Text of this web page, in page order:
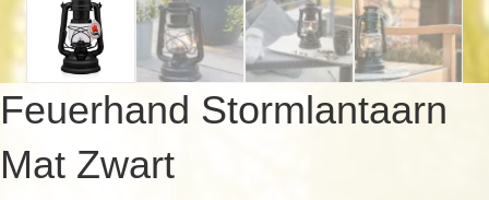
Feuerhand Stormlantaarn
Mat Zwart